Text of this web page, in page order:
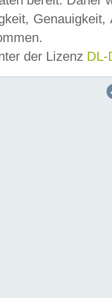
der Lizenz